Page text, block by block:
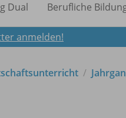
Dual Berufliche
anmelden!